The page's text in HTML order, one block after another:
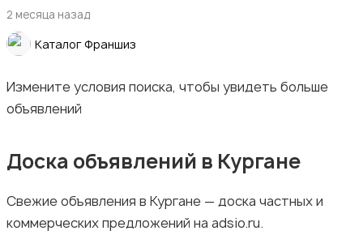
Хэндмейд
2 месяца назад
Каталог Франшиз
Измените условия поиска, чтобы увидеть больше
объявлений
Доска объявлений в Кургане
Свежие объявления в Кургане — доска частных и
коммерческих предложений на adsio.ru.